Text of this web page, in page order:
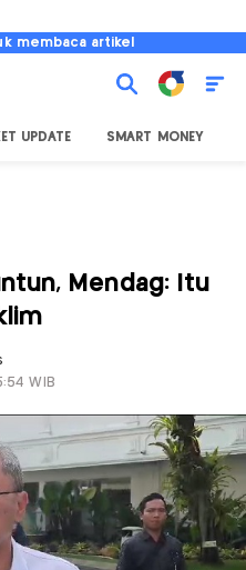
membaca artikel
UPDATE SMART MONEY
Mendag: Itu
WIB